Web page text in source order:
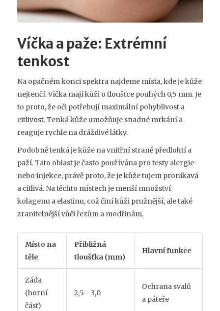
Víčka a paže: Extrémní
tenkost
Na opačném konci spektra najdeme místa, kde je kůže
nejtenčí. Víčka mají kůži o tloušťce pouhých 0,5 mm. Je
to proto, že oči potřebují maximální pohyblivost a
citlivost. Tenká kůže umožňuje snadné mrkání a
reaguje rychle na dráždivé látky.
Podobně tenká je kůže na vnitřní straně předloktí a
paží. Tato oblast je často používána pro testy alergie
nebo injekce, právě proto, že je kůže tujem pronikavá
a citlivá. Na těchto místech je menší množství
kolagenu a elastinu, což činí kůži pružnější, ale také
zranitelnější vůči řezům a modřinám.
Místo na
těle
Přibližná
tloušťka (mm)
Hlavní funkce
Záda
(horní
část)
2,5 - 3,0
Ochrana svalů
a páteře